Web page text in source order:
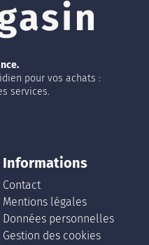
pour vos achats :
services.
Informations
Contact
Mentions légales
Données personnelles
Gestion des cookies